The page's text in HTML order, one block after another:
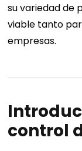
su variedad de
viable tanto
empresas.
control